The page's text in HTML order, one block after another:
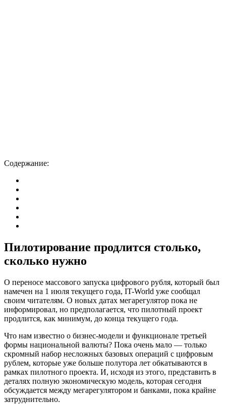
Содержание:
Пилотирование продлится столько,
сколько нужно
О переносе массового запуска цифрового рубля, который был
намечен на 1 июля текущего года, IT-World уже сообщал
своим читателям. О новых датах мегарегулятор пока не
информировал, но предполагается, что пилотный проект
продлится, как минимум, до конца текущего года.
Что нам известно о бизнес-модели и функционале третьей
формы национальной валюты? Пока очень мало — только
скромный набор несложных базовых операций с цифровым
рублем, которые уже больше полутора лет обкатываются в
рамках пилотного проекта. И, исходя из этого, представить в
деталях полную экономическую модель, которая сегодня
обсуждается между мегарегулятором и банками, пока крайне
затруднительно.